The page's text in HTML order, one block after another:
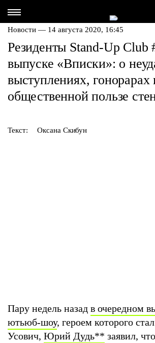
Новости — 14 августа 2020, 16:45
Резиденты Stand-Up Club
выпуске «Вписки»: о
выступлениях, гонорарах
общественной пользе
Текст: Оксана Скибун
Пару недель назад в очередном
ютьюб-шоу, героем которого
Усович, Юрий Дудь** заявил, что